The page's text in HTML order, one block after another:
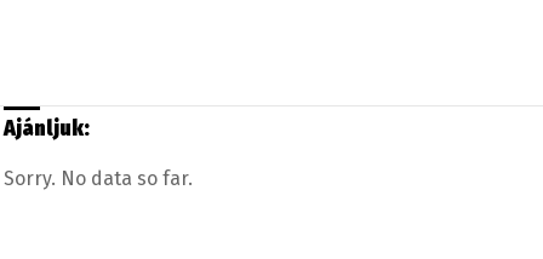
Ajánljuk:
Sorry. No data so far.